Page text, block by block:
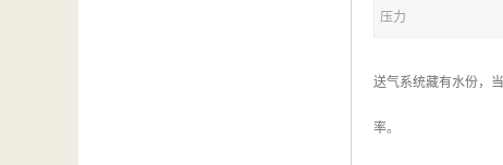
压力
送气系统藏有水份，
率。